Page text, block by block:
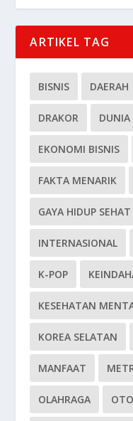
ARTIKEL TAG
BISNIS DAERAH
DRAKOR DUNIA
EKONOMI BISNIS
FAKTA MENARIK
GAYA HIDUP SEHAT
INTERNASIONAL
K-POP
KESEHATAN
KOREA SELATAN
MANFAAT
OLAHRAGA